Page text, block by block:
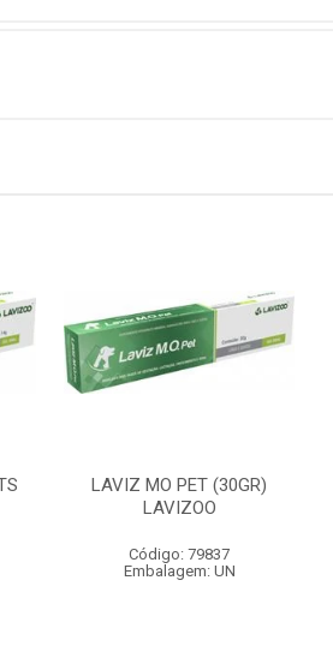
LAVIZ MO PET (30GR)
LAVIZOO
Código: 79837
Embalagem: UN